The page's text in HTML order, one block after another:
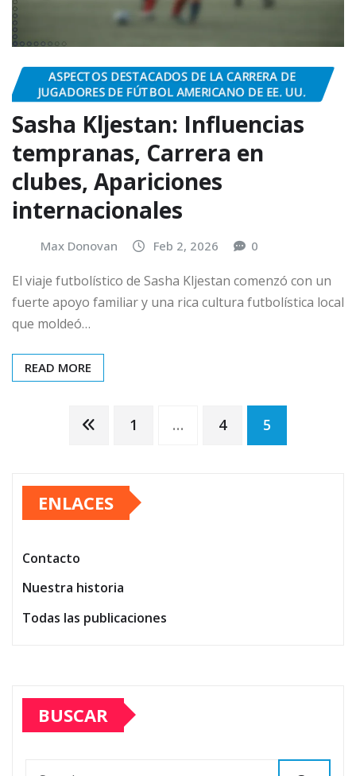
ASPECTOS DESTACADOS DE LA CARRERA DE
JUGADORES DE FÚTBOL AMERICANO DE EE. UU.
Sasha Kljestan: Influencias
tempranas, Carrera en
clubes, Apariciones
internacionales
Max Donovan Feb 2, 2026 0
El viaje futbolístico de Sasha Kljestan comenzó con un
fuerte apoyo familiar y una rica cultura futbolística local
que moldeó…
READ MORE
Posts
pagination
1 … 4 5
ENLACES
Contacto
Nuestra historia
Todas las publicaciones
BUSCAR